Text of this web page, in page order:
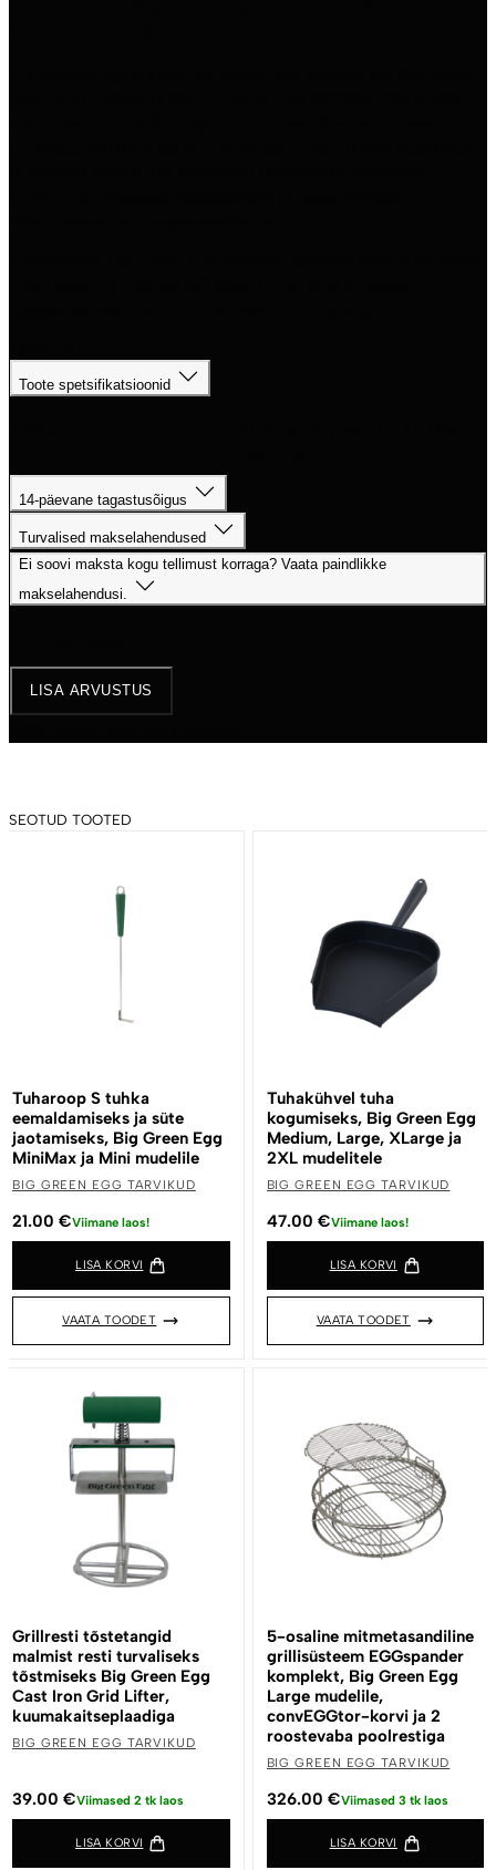
Toote spetsifikatsioonid
14-päevane tagastusõigus
Turvalised makselahendused
Ei soovi maksta kogu tellimust korraga? Vaata paindlikke
makselahendusi.
LISA ARVUSTUS
SEOTUD TOOTED
Tuharoop S tuhka
eemaldamiseks ja süte
jaotamiseks, Big Green Egg
MiniMax ja Mini mudelile
BIG GREEN EGG TARVIKUD
21.00 €Viimane laos!
LISA KORVI
VAATA TOODET
Tuhakühvel tuha
kogumiseks, Big Green Egg
Medium, Large, XLarge ja
2XL mudelitele
BIG GREEN EGG TARVIKUD
47.00 €Viimane laos!
LISA KORVI
VAATA TOODET
Grillresti tõstetangid
malmist resti turvaliseks
tõstmiseks Big Green Egg
Cast Iron Grid Lifter,
kuumakaitseplaadiga
BIG GREEN EGG TARVIKUD
39.00 €Viimased 2 tk laos
LISA KORVI
5-osaline mitmetasandiline
grillisüsteem EGGspander
komplekt, Big Green Egg
Large mudelile,
convEGGtor-korvi ja 2
roostevaba poolrestiga
BIG GREEN EGG TARVIKUD
326.00 €Viimased 3 tk laos
LISA KORVI